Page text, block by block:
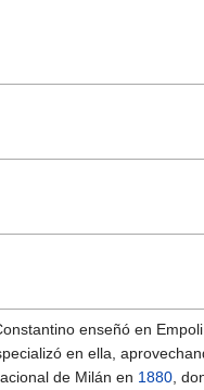
enseñó en
en ella,
de Milán en 1880 ,